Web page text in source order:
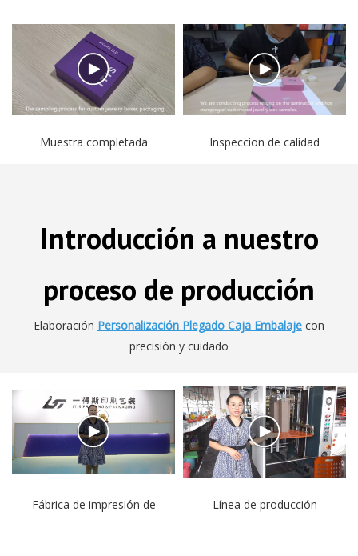
Muestra completada Inspeccion de calidad
Introducción a nuestro
proceso de producción
Elaboración Personalización Plegado Caja Embalaje con
precisión y cuidado
Fábrica de impresión de
Línea de producción